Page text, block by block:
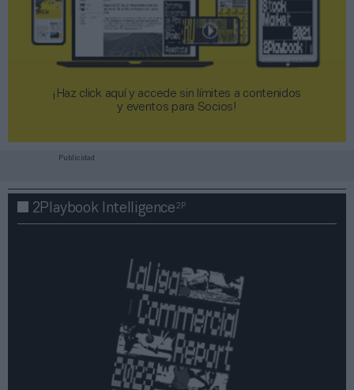
¡Haz click aquí y accede sin límites a contenidos
y eventos para Socios!​​​​​​​
Publicidad
2Playbook Intelligence2P